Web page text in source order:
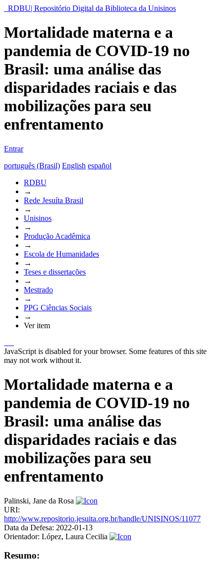
RDBU| Repositório Digital da Biblioteca da Unisinos
Mortalidade materna e a
pandemia de COVID-19 no
Brasil: uma análise das
disparidades raciais e das
mobilizações para seu
enfrentamento
Entrar
português (Brasil) English español
RDBU
→
Rede Jesuíta Brasil
→
Unisinos
→
Produção Acadêmica
→
Escola de Humanidades
→
Teses e dissertações
→
Mestrado
→
PPG Ciências Sociais
→
Ver item
JavaScript is disabled for your browser. Some features of this site
may not work without it.
Mortalidade materna e a
pandemia de COVID-19 no
Brasil: uma análise das
disparidades raciais e das
mobilizações para seu
enfrentamento
Palinski, Jane da Rosa
URI:
http://www.repositorio.jesuita.org.br/handle/UNISINOS/11077
Data da Defesa: 2022-01-13
Orientador: López, Laura Cecilia
Resumo: